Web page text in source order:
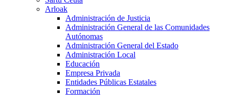
Arloak
Administración de Justicia
Administración General de las Comunidades
Autónomas
Administración General del Estado
Administración Local
Educación
Empresa Privada
Entidades Públicas Estatales
Formación